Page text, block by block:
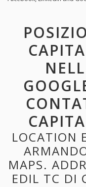
LOCATION
MAPS.
EDIL TC DI